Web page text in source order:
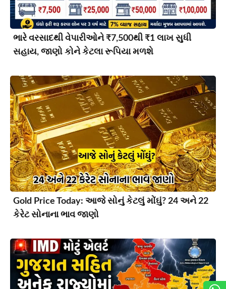
ભારે વરસાદથી વેપારીઓને ₹7,500થી ₹1 લાખ સુધી
સહાય, જાણો કોને કેટલા રૂપિયા મળશે
Gold Price Today: આજે સોનું કેટલું મોંઘું? 24 અને 22
કેરેટ સોનાના ભાવ જાણો